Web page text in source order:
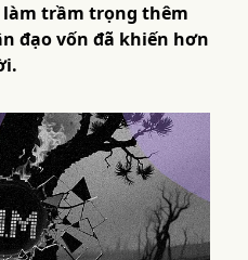
trầm trọng thêm
đạo vốn đã khiến hơn